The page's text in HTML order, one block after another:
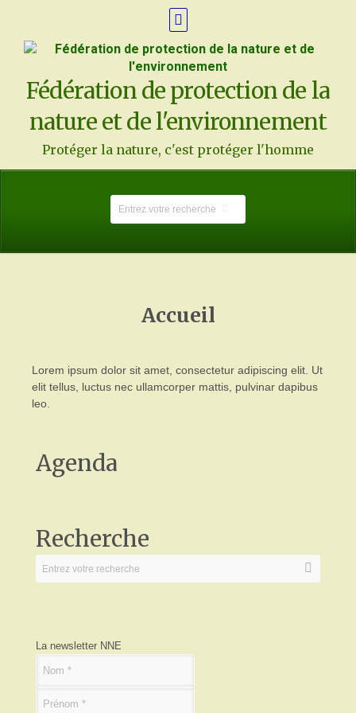
Fédération de protection de la
nature et de l'environnement
Protéger la nature, c'est protéger l'homme
Accueil
Lorem ipsum dolor sit amet, consectetur adipiscing elit. Ut
elit tellus, luctus nec ullamcorper mattis, pulvinar dapibus
leo.
Agenda
Recherche
La newsletter NNE